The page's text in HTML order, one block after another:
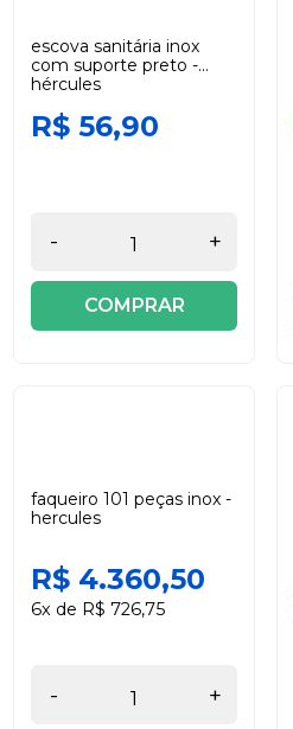
escova sanitária inox
com suporte preto -
hércules
R$ 56,90
- +
COMPRAR
faqueiro 101 peças inox -
hercules
R$ 4.360,50
6x de R$ 726,75
- +